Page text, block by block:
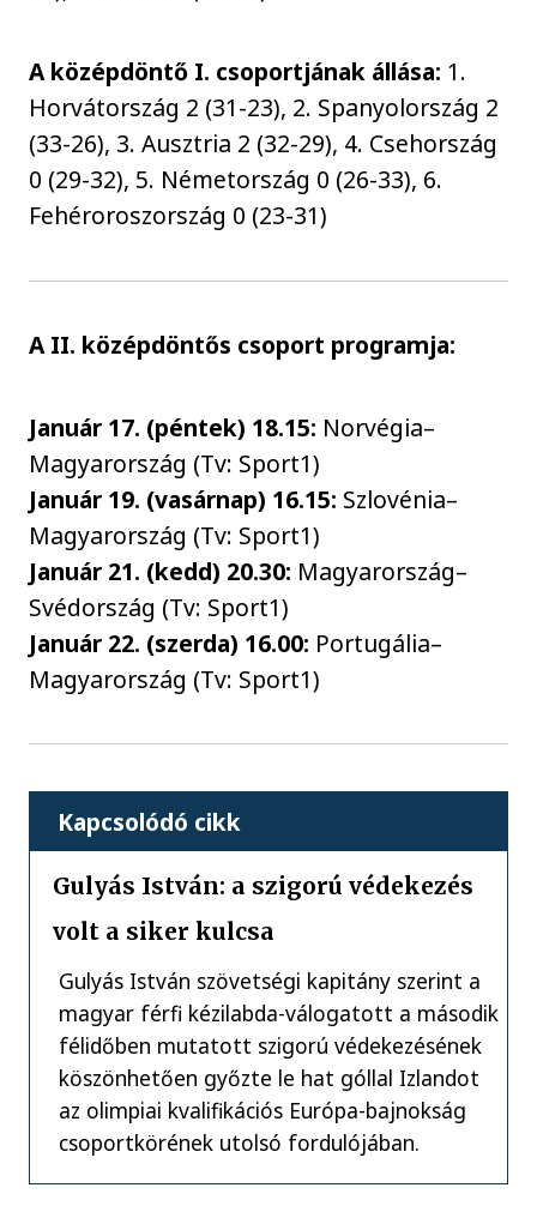
A középdöntő I. csoportjának állása: 1.
Horvátország 2 (31-23), 2. Spanyolország 2
(33-26), 3. Ausztria 2 (32-29), 4. Csehország
0 (29-32), 5. Németország 0 (26-33), 6.
Fehéroroszország 0 (23-31)
A II. középdöntős csoport programja:
Január 17. (péntek) 18.15: Norvégia–
Magyarország (Tv: Sport1)
Január 19. (vasárnap) 16.15: Szlovénia–
Magyarország (Tv: Sport1)
Január 21. (kedd) 20.30: Magyarország–
Svédország (Tv: Sport1)
Január 22. (szerda) 16.00: Portugália–
Magyarország (Tv: Sport1)
Kapcsolódó cikk
Gulyás István: a szigorú védekezés
volt a siker kulcsa
Gulyás István szövetségi kapitány szerint a
magyar férfi kézilabda-válogatott a második
félidőben mutatott szigorú védekezésének
köszönhetően győzte le hat góllal Izlandot
az olimpiai kvalifikációs Európa-bajnokság
csoportkörének utolsó fordulójában.